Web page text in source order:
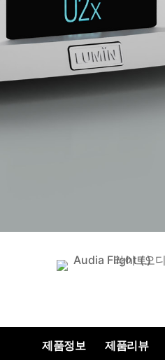
제품정보 제품리뷰